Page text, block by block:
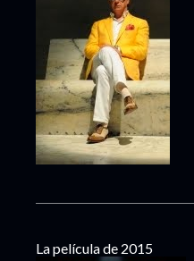
La película de 2015